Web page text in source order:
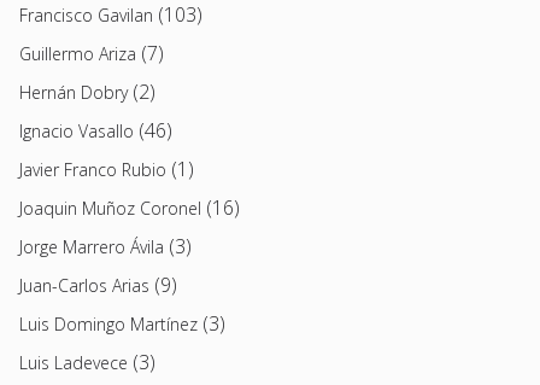
Francisco Gavilan (103)
Guillermo Ariza (7)
Hernán Dobry(2)
Ignacio Vasallo (46)
Javier Franco Rubio (1)
Joaquin Muñoz Coronel (16)
Jorge Marrero Ávila (3)
Juan-Carlos Arias (9)
Luis Domingo Martínez (3)
Luis Ladevece (3)